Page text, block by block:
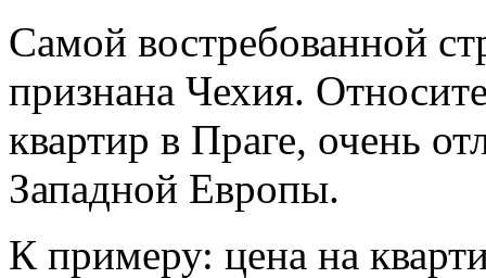
Самой востребованной
признана Чехия.
квартир в Праге, очень
Западной Европы.
К примеру: цена на